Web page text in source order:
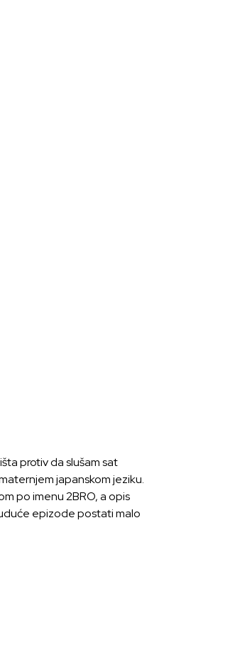
protiv da slušam sat
japanskom jeziku.
po imenu 2BRO, a opis
epizode ​​postati malo